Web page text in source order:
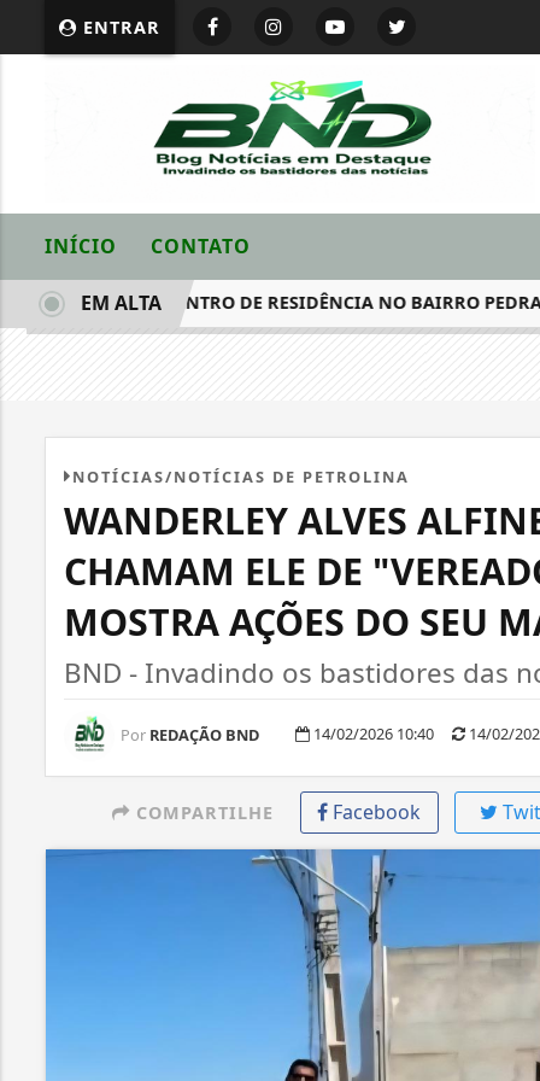
ENTRAR
INÍCIO CONTATO
MORTO DENTRO DE RESIDÊNCIA NO BAIRRO PEDRA
EM ALTA
NOTÍCIAS/NOTÍCIAS DE PETROLINA
WANDERLEY ALVES
CHAMAM ELE DE
MOSTRA AÇÕES DO SEU
BND - Invadindo os bastidores das
Por REDAÇÃO BND 14/02/2026 10:40 14/02/
COMPARTILHE Facebook